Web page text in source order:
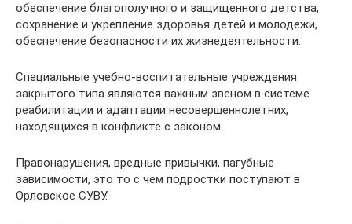
обеспечение благополучного и защищенного детства,
сохранение и укрепление здоровья детей и молодежи,
обеспечение безопасности их жизнедеятельности.
Специальные учебно-воспитательные учреждения
закрытого типа являются важным звеном в системе
реабилитации и адаптации несовершеннолетних,
находящихся в конфликте с законом.
Правонарушения, вредные привычки, пагубные
зависимости, это то с чем подростки поступают в
Орловское СУВУ.